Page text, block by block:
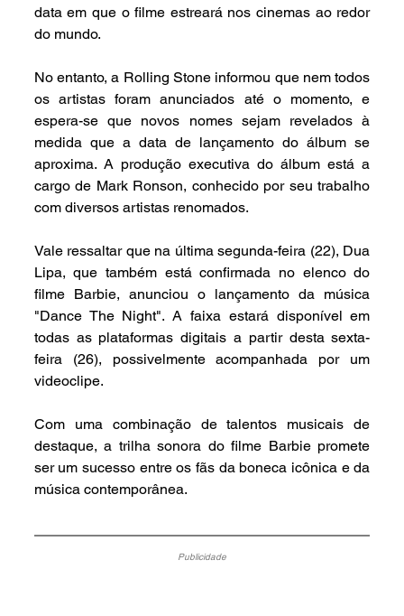
data em que o filme estreará nos cinemas ao redor
do mundo.
No entanto, a Rolling Stone informou que nem todos
os artistas foram anunciados até o momento, e
espera-se que novos nomes sejam revelados à
medida que a data de lançamento do álbum se
aproxima. A produção executiva do álbum está a
cargo de Mark Ronson, conhecido por seu trabalho
com diversos artistas renomados.
Vale ressaltar que na última segunda-feira (22), Dua
Lipa, que também está confirmada no elenco do
filme Barbie, anunciou o lançamento da música
"Dance The Night". A faixa estará disponível em
todas as plataformas digitais a partir desta sexta-
feira (26), possivelmente acompanhada por um
videoclipe.
Com uma combinação de talentos musicais de
destaque, a trilha sonora do filme Barbie promete
ser um sucesso entre os fãs da boneca icônica e da
música contemporânea.
Publicidade